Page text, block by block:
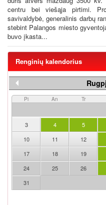
centru bei viešąja pirtimi.
savivaldybė, generalinis darbų
stebint Palangos miesto
buvo įkasta...
Renginių kalendorius
Pi An Tr
3
4 5
10
11 12
17
18 19
24
25 26
31